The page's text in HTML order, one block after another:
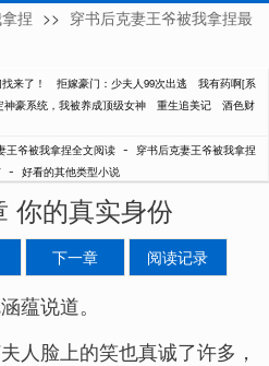
捏 >> 穿书后克妻王爷被我拿捏最
来了！ 拒嫁豪门：少夫人99次出逃
我有药啊[系
神豪系统，我被养成顶级女神 重生追美记
酒色财
王爷被我拿捏全文阅读 -
穿书后克妻王爷被我拿捏
- 好看的其他类型小说
你的真实身份
下一章 阅读记录
蕴说道。
人脸上的笑也真诚了许多，